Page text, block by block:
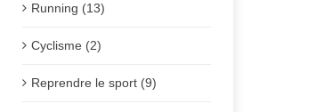
Running (13)
Cyclisme (2)
Reprendre le sport (9)